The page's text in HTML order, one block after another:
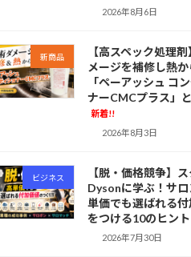
2026年8月6日
新商品
【高スペック処理
メージを補修し熱
「ペーアッシュ コ
ナーCMCプラス」
新着!!
2026年8月3日
ビジネス
【脱・価格競争】
Dysonに学ぶ！サロ
単価でも選ばれる付
をつける10のヒント
2026年7月30日